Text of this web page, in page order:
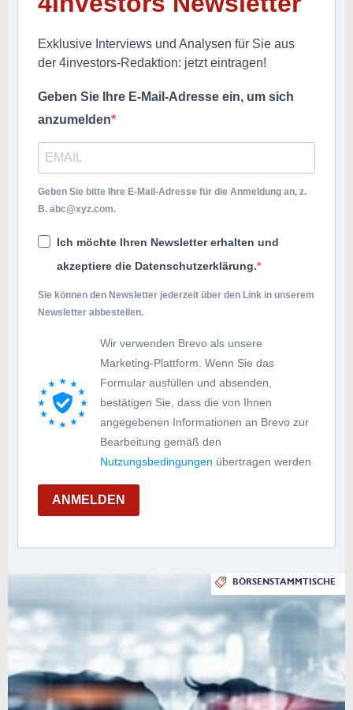
Exklusive Interviews und Analysen für Sie aus
der 4investors-Redaktion: jetzt eintragen!
Geben Sie Ihre E-Mail-Adresse ein, um sich
anzumelden
Geben Sie bitte Ihre E-Mail-Adresse für die Anmeldung an, z.
B. abc@xyz.com.
Ich möchte Ihren Newsletter erhalten und
akzeptiere die Datenschutzerklärung.
Sie können den Newsletter jederzeit über den Link in unserem
Newsletter abbestellen.
Wir verwenden Brevo als unsere
Marketing-Plattform. Wenn Sie das
Formular ausfüllen und absenden,
bestätigen Sie, dass die von Ihnen
angegebenen Informationen an Brevo zur
Bearbeitung gemäß den
Nutzungsbedingungen übertragen werden
ANMELDEN
BÖRSENSTAMMTISCHE